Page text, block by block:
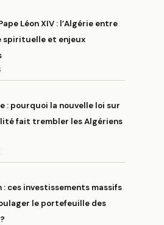
Léon XIV : l’Algérie entre
spirituelle et enjeux
: pourquoi la nouvelle loi sur
fait trembler les Algériens
: ces investissements massifs
le portefeuille des